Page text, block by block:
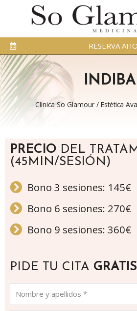
RESERVA
INDIBA
Clínica So Glamour/ Estética
PRECIO DEL
(45MIN/SESIÓN)
Bono 3 sesiones: 145€
Bono 6 sesiones: 270€
Bono 9 sesiones: 360€
PIDE TU CITA GRATIS